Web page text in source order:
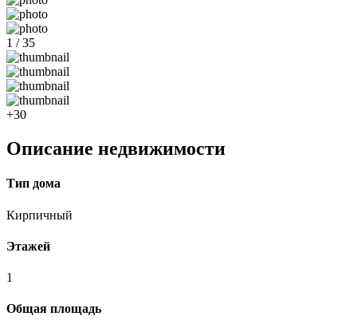
1 / 35
+30
Описание недвижимости
Тип дома
Кирпичный
Этажей
1
Общая площадь